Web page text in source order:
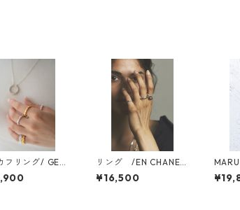
フリング/ GETS
mini
リング /EN CHANE
RING エンチェーンリ
ング
¥16,500
MIX